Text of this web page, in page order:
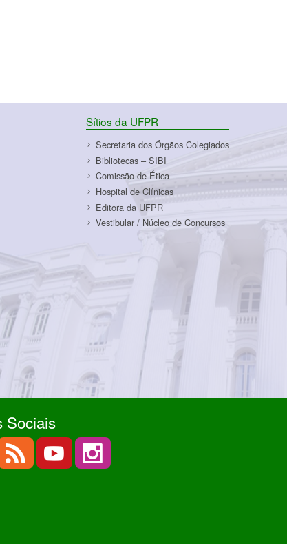
Sítios da UFPR
Secretaria dos Órgãos Colegiados
Bibliotecas – SIBI
Comissão de Ética
Hospital de Clínicas
Editora da UFPR
Vestibular / Núcleo de Concursos
Sociais